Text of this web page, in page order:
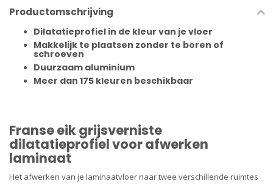
Productomschrijving
Dilatatieprofiel in de kleur van je vloer
Makkelijk te plaatsen zonder te boren of
schroeven
Duurzaam aluminium
Meer dan 175 kleuren beschikbaar
Franse eik grijsverniste
dilatatieprofiel voor afwerken
laminaat
Het afwerken van je laminaatvloer naar twee verschillende ruimtes